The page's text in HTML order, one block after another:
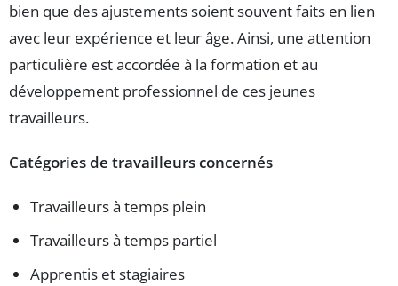
bien que des ajustements soient souvent faits en lien
avec leur expérience et leur âge. Ainsi, une attention
particulière est accordée à la formation et au
développement professionnel de ces jeunes
travailleurs.
Catégories de travailleurs concernés
Travailleurs à temps plein
Travailleurs à temps partiel
Apprentis et stagiaires